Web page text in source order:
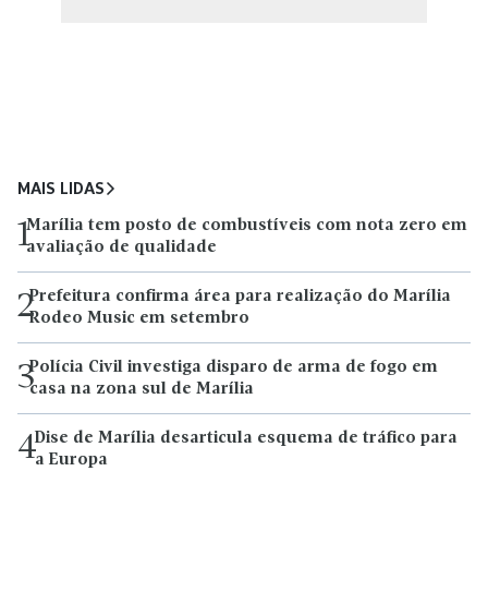
MAIS LIDAS
1Marília tem posto de combustíveis com nota zero em
avaliação de qualidade
2Prefeitura confirma área para realização do Marília
Rodeo Music em setembro
3Polícia Civil investiga disparo de arma de fogo em
casa na zona sul de Marília
4Dise de Marília desarticula esquema de tráfico para
a Europa